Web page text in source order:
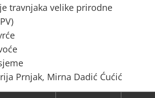
travnjaka velike prirodne
Prnjak, Mirna Dadić Ćućić